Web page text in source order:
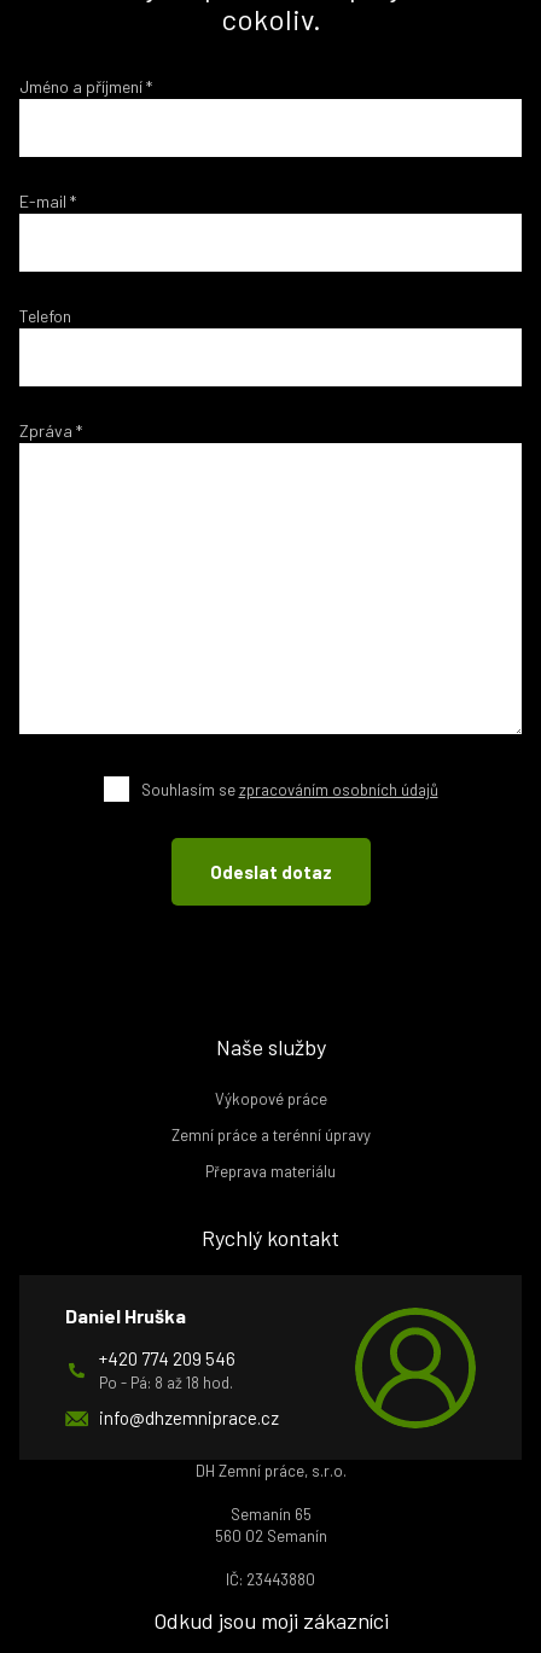
cokoliv.
Jméno a příjmení*
E-mail *
Telefon
Zpráva *
Souhlasím sezpracováním osobních údajů
Naše služby
Výkopové práce
Zemní práce a terénní úpravy
Přeprava materiálu
Rychlý kontakt
Daniel Hruška
+420 774 209 546
Po - Pá: 8 až 18 hod.
info@dhzemniprace.cz
DH Zemní práce, s.r.o.
Semanín 65
560 02 Semanín
IČ: 23443880
Odkud jsou moji zákazníci